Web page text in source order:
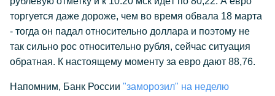
торгуется даже дороже, чем во время обвала 18 марта
- тогда он падал относительно доллара и поэтому не
так сильно рос относительно рубля, сейчас ситуация
обратная. К настоящему моменту за евро дают 88,76.
Напомним, Банк России "заморозил" на неделю